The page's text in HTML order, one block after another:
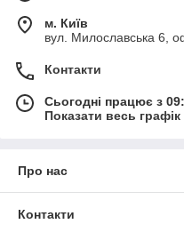
м. Київ
вул. Милославська 6,
Контакти
Сьогодні працює з
Показати весь
Про нас
Контакти